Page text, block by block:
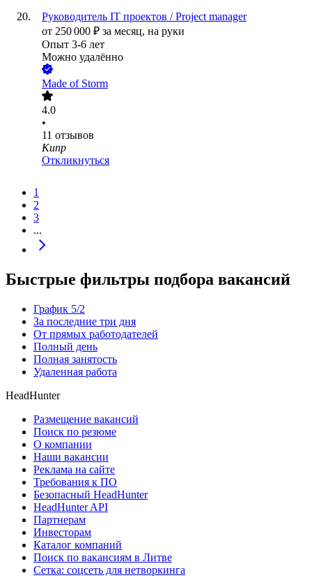
Руководитель IT проектов / Project manager
от 250 000 ₽ за месяц, на руки
Опыт 3-6 лет
Можно удалённо
Made of Storm
4.0
•
11 отзывов
Кипр
Откликнуться
1
2
3
...
Быстрые фильтры подбора вакансий
График 5/2
За последние три дня
От прямых работодателей
Полный день
Полная занятость
Удаленная работа
HeadHunter
Размещение вакансий
Поиск по резюме
О компании
Наши вакансии
Реклама на сайте
Требования к ПО
Безопасный HeadHunter
HeadHunter API
Партнерам
Инвесторам
Каталог компаний
Поиск по вакансиям в Литве
Сетка: соцсеть для нетворкинга